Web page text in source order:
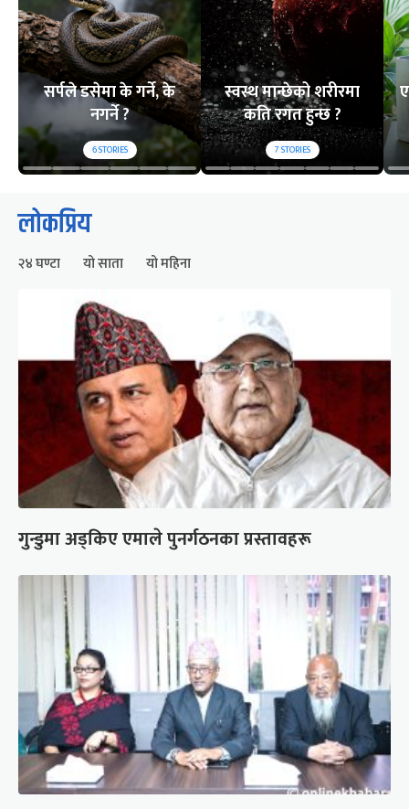
सर्पले डसेमा के गर्ने, के
नगर्ने ?
6STORIES
स्वस्थ मान्छेको शरीरमा
कति रगत हुन्छ ?
7STORIES
लोकप्रिय
२४ घण्टा यो साता यो महिना
गुन्डुमा अड्किए एमाले पुनर्गठनका प्रस्तावहरू